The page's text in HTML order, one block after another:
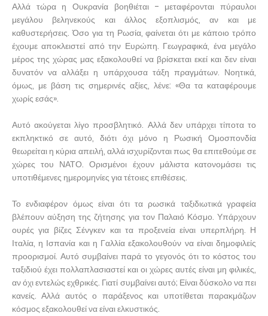
Αλλά τώρα η Ουκρανία βοηθιέται - μεταφέρονται πύραυλοι
μεγάλου βεληνεκούς και άλλος εξοπλισμός, αν και με
καθυστερήσεις. Όσο για τη Ρωσία, φαίνεται ότι με κάποιο τρόπο
έχουμε αποκλειστεί από την Ευρώπη. Γεωγραφικά, ένα μεγάλο
μέρος της χώρας μας εξακολουθεί να βρίσκεται εκεί και δεν είναι
δυνατόν να αλλάξει η υπάρχουσα τάξη πραγμάτων. Νοητικά,
όμως, με βάση τις σημερινές αξίες, λένε: «Θα τα καταφέρουμε
χωρίς εσάς».
Αυτό ακούγεται λίγο προσβλητικό. Αλλά δεν υπάρχει τίποτα το
εκπληκτικό σε αυτό, διότι όχι μόνο η Ρωσική Ομοσπονδία
θεωρείται η κύρια απειλή, αλλά ισχυρίζονται πως θα επιτεθούμε σε
χώρες του ΝΑΤΟ. Ορισμένοι έχουν μάλιστα κατονομάσει τις
υποτιθέμενες ημερομηνίες για τέτοιες επιθέσεις.
Το ενδιαφέρον όμως είναι ότι τα ρωσικά ταξιδιωτικά γραφεία
βλέπουν αύξηση της ζήτησης για τον Παλαιό Κόσμο. Υπάρχουν
ουρές για βίζες Σένγκεν και τα προξενεία είναι υπερπλήρη. Η
Ιταλία, η Ισπανία και η Γαλλία εξακολουθούν να είναι δημοφιλείς
προορισμοί. Αυτό συμβαίνει παρά το γεγονός ότι το κόστος του
ταξιδιού έχει πολλαπλασιαστεί και οι χώρες αυτές είναι μη φιλικές,
αν όχι εντελώς εχθρικές. Γιατί συμβαίνει αυτό; Είναι δύσκολο να πει
κανείς. Αλλά αυτός ο παράξενος και υποτίθεται παρακμάζων
κόσμος εξακολουθεί να είναι ελκυστικός.